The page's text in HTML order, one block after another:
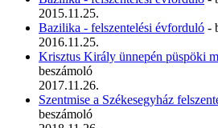
2015.11.25.
Bazilika - felszentelési évforduló -
2016.11.25.
Krisztus Király ünnepén püspöki
beszámoló
2017.11.26.
Szentmise a Székesegyház
beszámoló